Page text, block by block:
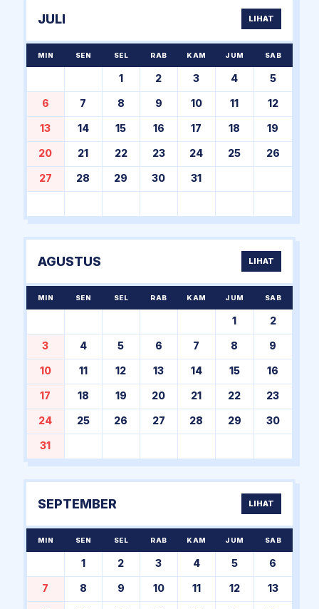
JULI LIHAT
MIN SEN SEL RAB KAM JUM SAB
1 2 3 4 5
6 7 8 9 10 11 12
13 14 15 16 17 18 19
20 21 22 23 24 25 26
27 28 29 30 31
AGUSTUS LIHAT
MIN SEN SEL RAB KAM JUM SAB
1 2
3 4 5 6 7 8 9
10 11 12 13 14 15 16
17 18 19 20 21 22 23
24 25 26 27 28 29 30
31
SEPTEMBER LIHAT
MIN SEN SEL RAB KAM JUM SAB
1 2 3 4 5 6
7 8 9 10 11 12 13